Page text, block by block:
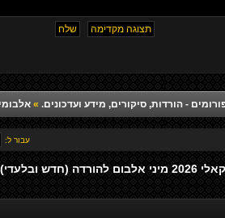
- הורדות, סיקורים, מידע ועדכונים. »
עבור ל:
(חדש ובלעדי)